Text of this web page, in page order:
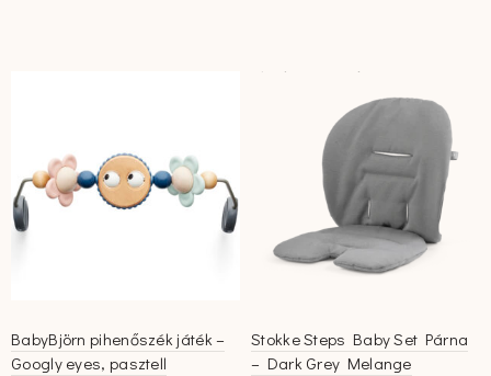
változatok
a
termékoldalon
választhatók
BabyBjörn pihenőszék játék –
Googly eyes, pasztell
Stokke Steps Baby Set Párna
– Dark Grey Melange